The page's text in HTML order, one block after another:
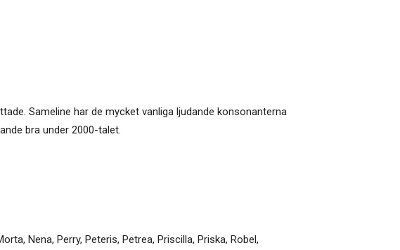
Sameline har de mycket vanliga ljudande konsonanterna
bra under 2000-talet.
, Nena, Perry, Peteris, Petrea, Priscilla, Priska, Robel,